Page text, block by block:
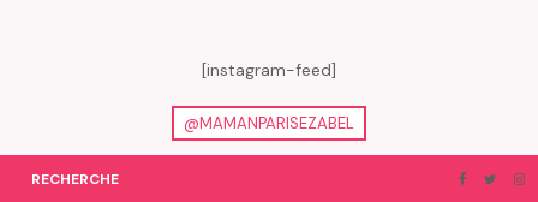
[instagram-feed]
@MAMANPARISEZABEL
RECHERCHE